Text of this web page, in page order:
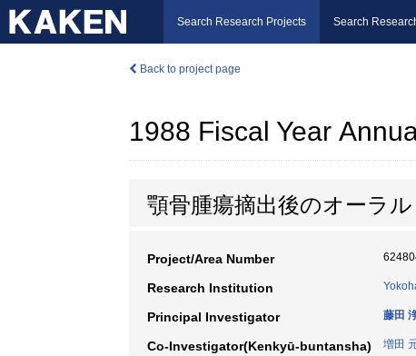
Search Research Projects Search
Back to project page
1988 Fiscal Year
顎骨腫瘍摘出後のオーラ
Project/Area Number
Research Institution
Principal Investigator 藤田
Co-Investigator(Kenkyū-buntansha) 増田